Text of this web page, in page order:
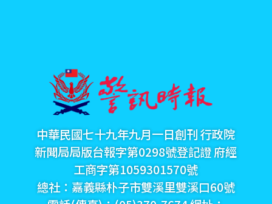
中華民國七十九年九月一日創刊 行政院
新聞局局版台報字第0298號登記證 府經
工商字第1059301570號
總社：嘉義縣朴子市雙溪里雙溪口60號